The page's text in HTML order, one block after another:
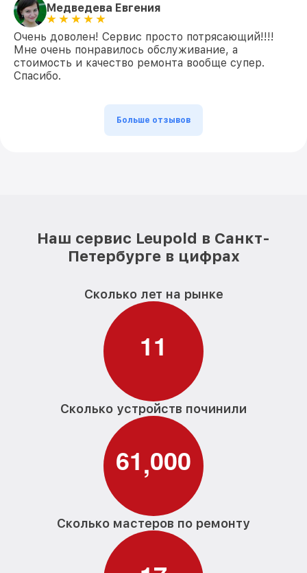
Медведева Евгения
Очень доволен! Сервис просто потрясающий!!!!
Мне очень понравилось обслуживание, а
стоимость и качество ремонта вообще супер.
Спасибо.
Больше отзывов
Наш сервис Leupold в Санкт-
Петербурге в цифрах
Сколько лет на рынке
11
Сколько устройств починили
61,000
Сколько мастеров по ремонту